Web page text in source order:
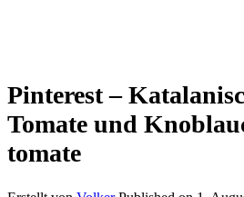
Pinterest –
Tomate und
tomate